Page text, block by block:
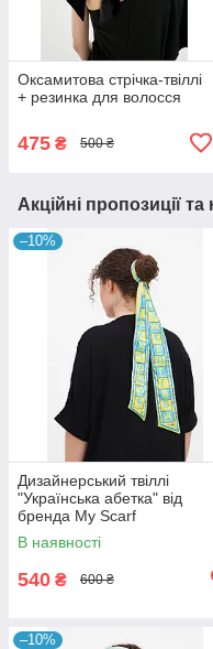
Оксамитова стрічка-твіллі
+ резинка для волосся
475 ₴ 500 ₴
Акційні пропозиції
–10%
Дизайнерський твіллі
"Українська абетка" від
бренда My Scarf
В наявності
540 ₴ 600 ₴
–10%